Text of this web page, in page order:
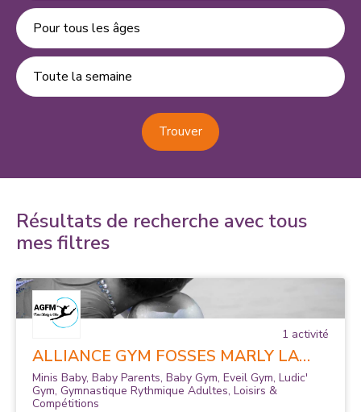
Pour tous les âges
Toute la semaine
Trouver
Résultats de recherche avec tous
mes filtres
1 activité
ALLIANCE GYM FOSSES MARLY LA
VILLE
Minis Baby, Baby Parents, Baby Gym, Eveil Gym, Ludic'
Gym, Gymnastique Rythmique Adultes, Loisirs &
Compétitions